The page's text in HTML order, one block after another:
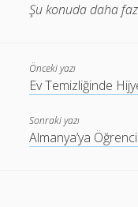
Şu konuda daha
Önceki yazı
Ev Temizliğinde
Sonraki yazı
Almanya’ya